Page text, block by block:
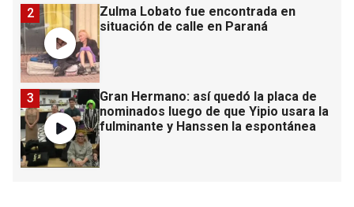
Zulma Lobato fue encontrada en
situación de calle en Paraná
2
Gran Hermano: así quedó la placa de
nominados luego de que Yipio usara la
fulminante y Hanssen la espontánea
3